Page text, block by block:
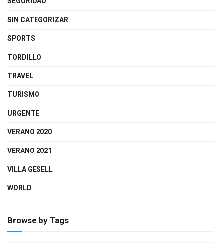
SIN CATEGORIZAR
SPORTS
TORDILLO
TRAVEL
TURISMO
URGENTE
VERANO 2020
VERANO 2021
VILLA GESELL
WORLD
Browse by Tags